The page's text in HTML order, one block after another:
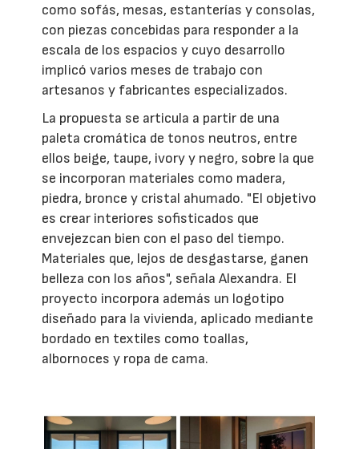
como sofás, mesas, estanterías y consolas,
con piezas concebidas para responder a la
escala de los espacios y cuyo desarrollo
implicó varios meses de trabajo con
artesanos y fabricantes especializados.
La propuesta se articula a partir de una
paleta cromática de tonos neutros, entre
ellos beige, taupe, ivory y negro, sobre la que
se incorporan materiales como madera,
piedra, bronce y cristal ahumado. "El objetivo
es crear interiores sofisticados que
envejezcan bien con el paso del tiempo.
Materiales que, lejos de desgastarse, ganen
belleza con los años", señala Alexandra. El
proyecto incorpora además un logotipo
diseñado para la vivienda, aplicado mediante
bordado en textiles como toallas,
albornoces y ropa de cama.